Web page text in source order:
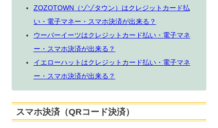
ZOZOTOWN（ゾゾタウン）はクレジットカード払
い・電子マネー・スマホ決済が出来る？
ウーバーイーツはクレジットカード払い・電子マネ
ー・スマホ決済が出来る？
イエローハットはクレジットカード払い・電子マネ
ー・スマホ決済が出来る？
スマホ決済（QRコード決済）